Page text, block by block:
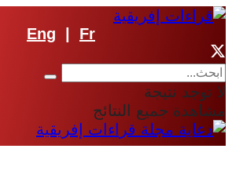
Eng Fr
لا توجد نتيجة
مشاهدة جميع النتائج